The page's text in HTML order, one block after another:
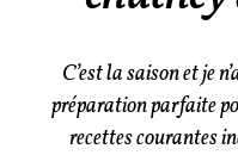
C’est la saison et je
préparation parfaite
recettes courantes